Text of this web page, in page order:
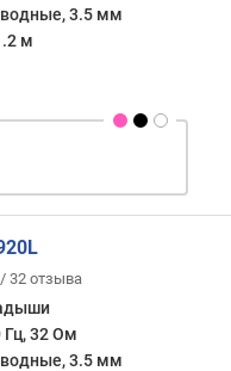
3.5 мм
м
/32 отзыва
Гц, 32 Ом
3.5 мм